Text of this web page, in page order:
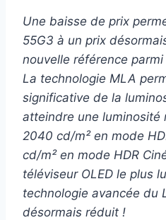
Une baisse de prix
55G3 à un prix
nouvelle référence
La technologie MLA
significative de la
atteindre une luminosité
2040 cd/m² en mode
cd/m² en mode HDR
téléviseur OLED le plus
technologie avancée du
désormais réduit !